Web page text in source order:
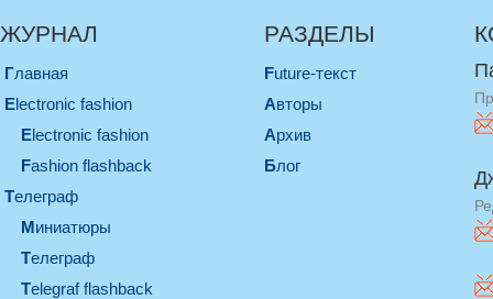
ЖУРНАЛ
Главная
electronic fashion
electronic fashion
Fashion flashback
телеграф
миниатюры
телеграф
Telegraf flashback
РАЗДЕЛЫ
Future-текст
Авторы
Архив
Блог